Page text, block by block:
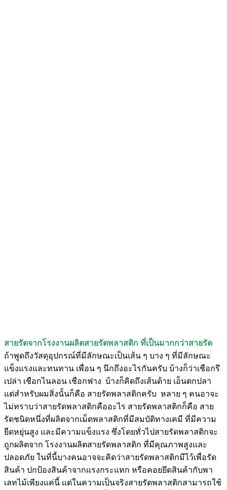
สายรัดจากโรงงานผลิตสายรัดพลาสติก ที่เป็นมากกว่าสายรัด
ถ้าพูดถึงวัสดุอุปกรณ์ที่มีลักษณะเป็นเส้น ๆ บาง ๆ ที่มีลักษณะ
แข็งแรงและทนทาน เพื่อน ๆ นึกถึงอะไรกันครับ บ้างก็ว่าเชือกรึ
เปล่า เชือกไนลอน เชือกฟาง บ้างก็คิดถึงเส้นด้าย เอ็นตกปลา
แต่สำหรับผมสิ่งนั้นก็คือ สายรัดพลาสติกครับ หลาย ๆ คนอาจะ
ไม่ทราบว่าสายรัดพลาสติกคืออะไร สายรัดพลาสติกก็คือ สาย
รัดชนิดหนึ่งที่ผลิตจากเม็ดพลาสติกที่มีสมบัติทางเคมี ที่มีความ
ยืดหยุ่นสูง และมีความแข็งแรง ซึ่งโดยทั่วไปสายรัดพลาสติกจะ
ถูกผลิตจาก โรงงานผลิตสายรัดพลาสติก ที่มีคุณภาพสูงและ
ปลอดภัย ในที่นี้บางคนอาจจะคิดว่าสายรัดพลาสติกมีไว้เพื่อรัด
สินค้า ปกป้องสินค้าจากแรงกระแทก หรือคอยยึดสินค้ากับพา
เลทไม้เพียงแค่นี้ แต่ในความเป็นจริงสายรัดพลาสติกสามารถใช้